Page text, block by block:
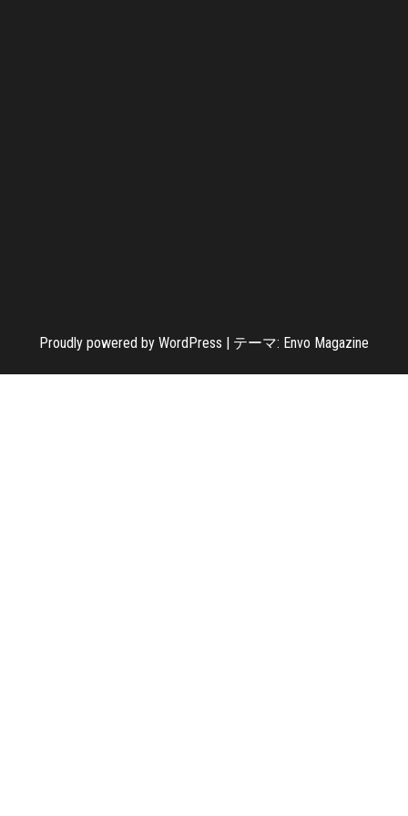
Proudly powered by WordPress | テーマ: Envo Magazine